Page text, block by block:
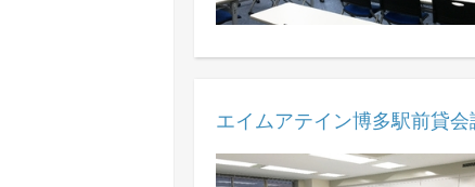
エイムアテイン博多駅前貸